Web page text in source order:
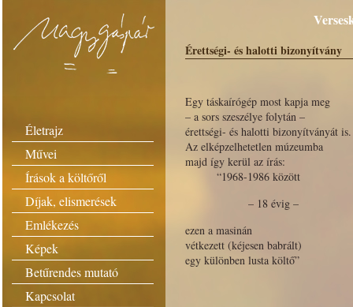
Életrajz
Művei
Írások a költőről
Díjak, elismerések
Emlékezés
Képek
Betűrendes mutató
Kapcsolat
Érettségi- és halotti bizonyítvány
Egy táskaírógép most kapja meg
– a sors szeszélye folytán –
érettségi- és halotti bizonyítványát is.
Az elképzelhetetlen múzeumba
majd így kerül az írás:
“1968-1986 között
– 18 évig –
ezen a masinán
vétkezett (kéjesen babrált)
egy különben lusta költő”